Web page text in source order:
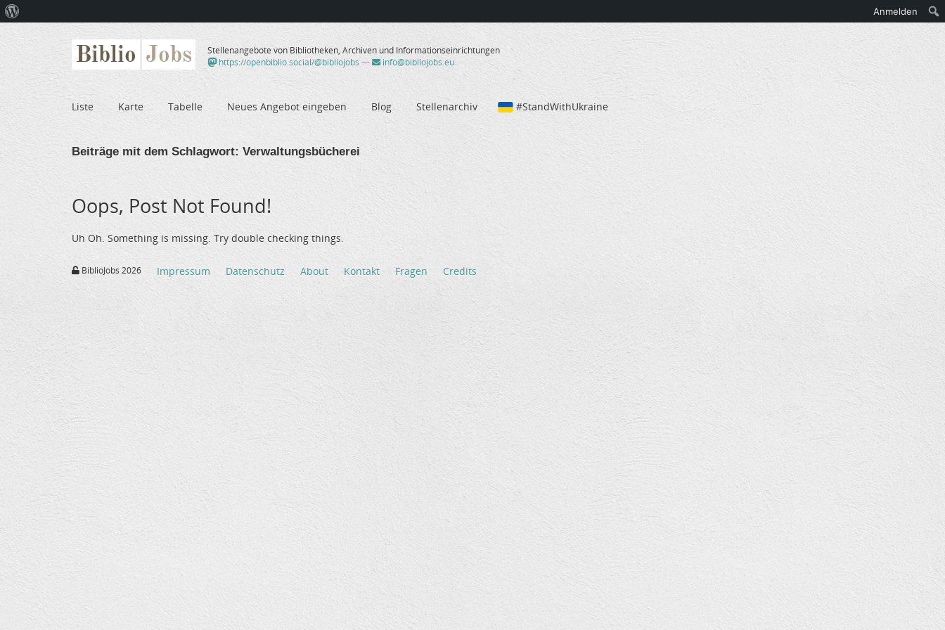
Biblio Jobs
Stellenangebote von Bibliotheken, Archiven und Informationseinrichtungen
https://openbiblio.social/@bibliojobs — info@bibliojobs.eu
Liste Karte Tabelle Neues Angebot eingeben Blog Stellenarchiv #StandWithUkraine
Beiträge mit dem Schlagwort: Verwaltungsbücherei
Oops, Post Not Found!
Uh Oh. Something is missing. Try double checking things.
BiblioJobs 2026 Impressum Datenschutz About Kontakt Fragen Credits
WordPress
Anmelden